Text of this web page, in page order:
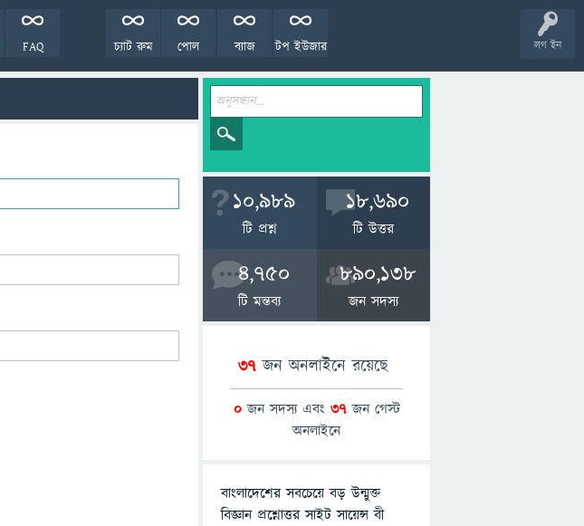
লগ ইন
FAQ টপ ইউজার
ব্যাজ
পোল
চ্যাট রুম
10,989
টি প্রশ্ন
18,690
টি উত্তর
4,750
টি মন্তব্য
890,138
জন সদস্য
37জন অনলাইনে রয়েছে
0জন সদস্য এবং 37জন গেস্ট
অনলাইনে
বাংলাদেশের সবচেয়ে বড় উন্মুক্ত
বিজ্ঞান প্রশ্নোত্তর সাইট সায়েন্স বী